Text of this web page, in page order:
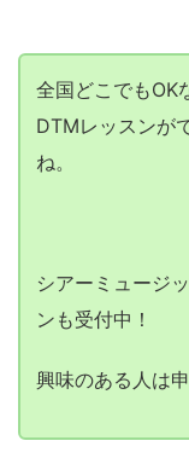
全国どこでもOK
DTMレッスンが
ね。
シアーミュージ
ンも受付中！
興味のある人は